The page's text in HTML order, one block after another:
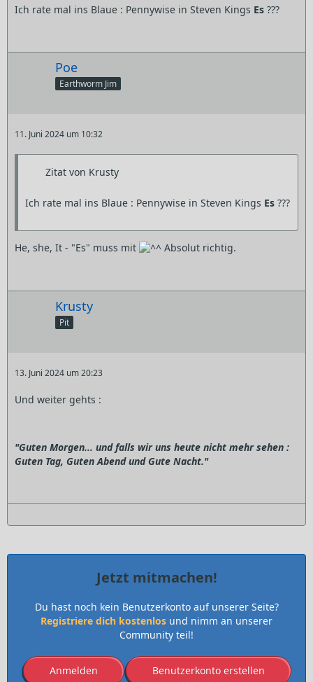
Ich rate mal ins Blaue : Pennywise in Steven Kings Es ???
Poe
Earthworm Jim
11. Juni 2024 um 10:32
Zitat von Krusty
Ich rate mal ins Blaue : Pennywise in Steven Kings Es ???
He, she, It - "Es" muss mit Absolut richtig.
Krusty
Pit
13. Juni 2024 um 20:23
Und weiter gehts :
"Guten Morgen... und falls wir uns heute nicht mehr sehen :
Guten Tag, Guten Abend und Gute Nacht."
Jetzt mitmachen!
Du hast noch kein Benutzerkonto auf unserer Seite?
Registriere dich kostenlos und nimm an unserer
Community teil!
Benutzerkonto erstellen
Anmelden